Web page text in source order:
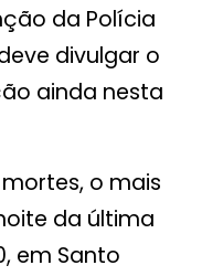
da Polícia
divulgar o
ainda nesta
o mais
da última
em Santo